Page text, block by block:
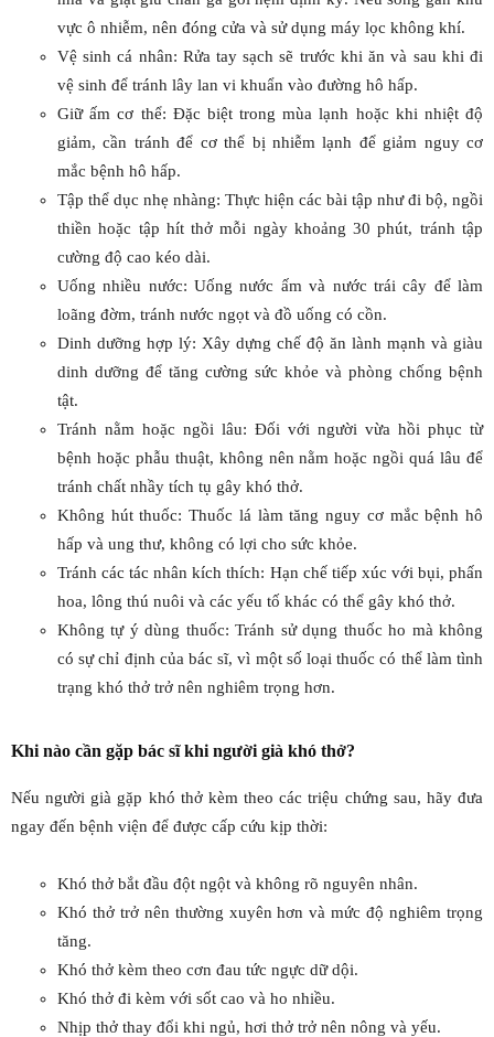
vực ô nhiễm, nên đóng cửa và sử dụng máy lọc không khí.
Vệ sinh cá nhân: Rửa tay sạch sẽ trước khi ăn và sau khi đi
vệ sinh để tránh lây lan vi khuẩn vào đường hô hấp.
Giữ ấm cơ thể: Đặc biệt trong mùa lạnh hoặc khi nhiệt độ
giảm, cần tránh để cơ thể bị nhiễm lạnh để giảm nguy cơ
mắc bệnh hô hấp.
Tập thể dục nhẹ nhàng: Thực hiện các bài tập như đi bộ, ngồi
thiền hoặc tập hít thở mỗi ngày khoảng 30 phút, tránh tập
cường độ cao kéo dài.
Uống nhiều nước: Uống nước ấm và nước trái cây để làm
loãng đờm, tránh nước ngọt và đồ uống có cồn.
Dinh dưỡng hợp lý: Xây dựng chế độ ăn lành mạnh và giàu
dinh dưỡng để tăng cường sức khỏe và phòng chống bệnh
tật.
Tránh nằm hoặc ngồi lâu: Đối với người vừa hồi phục từ
bệnh hoặc phẫu thuật, không nên nằm hoặc ngồi quá lâu để
tránh chất nhầy tích tụ gây khó thở.
Không hút thuốc: Thuốc lá làm tăng nguy cơ mắc bệnh hô
hấp và ung thư, không có lợi cho sức khỏe.
Tránh các tác nhân kích thích: Hạn chế tiếp xúc với bụi, phấn
hoa, lông thú nuôi và các yếu tố khác có thể gây khó thở.
Không tự ý dùng thuốc: Tránh sử dụng thuốc ho mà không
có sự chỉ định của bác sĩ, vì một số loại thuốc có thể làm tình
trạng khó thở trở nên nghiêm trọng hơn.
Khi nào cần gặp bác sĩ khi người già khó thở?
Nếu người già gặp khó thở kèm theo các triệu chứng sau, hãy đưa
ngay đến bệnh viện để được cấp cứu kịp thời:
Khó thở bắt đầu đột ngột và không rõ nguyên nhân.
Khó thở trở nên thường xuyên hơn và mức độ nghiêm trọng
tăng.
Khó thở kèm theo cơn đau tức ngực dữ dội.
Khó thở đi kèm với sốt cao và ho nhiều.
Nhịp thở thay đổi khi ngủ, hơi thở trở nên nông và yếu.